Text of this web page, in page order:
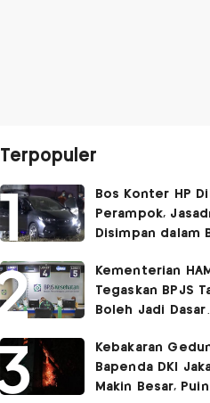
Terpopuler
Bos Konter HP
Perampok,
Disimpan dalam
Kementerian HAM
Tegaskan BPJS
Boleh Jadi Dasar
Layanan
Kebakaran
Bapenda DKI
Makin Besar,